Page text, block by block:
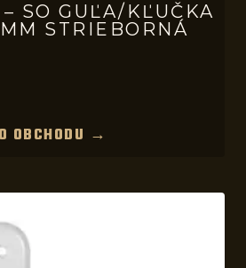
SO GUĽA/KĽUČKA
STRIEBORNÁ
OBCHODU →